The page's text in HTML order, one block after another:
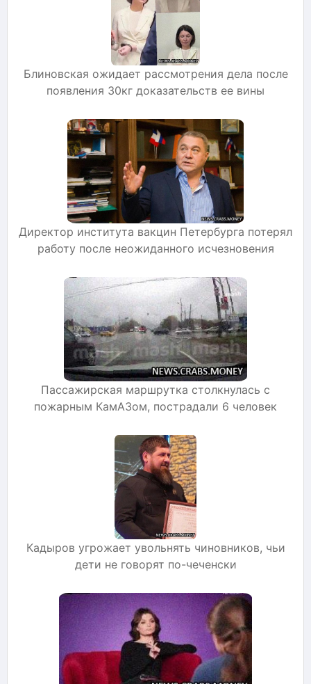
Блиновская ожидает рассмотрения дела после
появления 30кг доказательств ее вины
Директор института вакцин Петербурга потерял
работу после неожиданного исчезновения
Пассажирская маршрутка столкнулась с
пожарным КамАЗом, пострадали 6 человек
Кадыров угрожает увольнять чиновников, чьи
дети не говорят по-чеченски